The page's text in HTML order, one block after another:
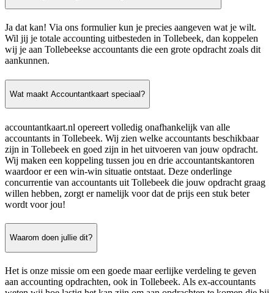
Ja dat kan! Via ons formulier kun je precies aangeven wat je wilt.
Wil jij je totale accounting uitbesteden in Tollebeek, dan koppelen
wij je aan Tollebeekse accountants die een grote opdracht zoals dit
aankunnen.
Wat maakt Accountantkaart speciaal?
accountantkaart.nl opereert volledig onafhankelijk van alle
accountants in Tollebeek. Wij zien welke accountants beschikbaar
zijn in Tollebeek en goed zijn in het uitvoeren van jouw opdracht.
Wij maken een koppeling tussen jou en drie accountantskantoren
waardoor er een win-win situatie ontstaat. Deze onderlinge
concurrentie van accountants uit Tollebeek die jouw opdracht graag
willen hebben, zorgt er namelijk voor dat de prijs een stuk beter
wordt voor jou!
Waarom doen jullie dit?
Het is onze missie om een goede maar eerlijke verdeling te geven
aan accounting opdrachten, ook in Tollebeek. Als ex-accountants